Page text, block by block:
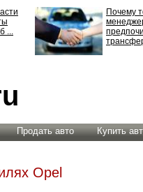
...
Почему
все,
...
Продать авто Купить
Opel